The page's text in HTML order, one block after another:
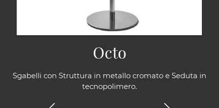
Sgabelli con Struttura in metallo cromato e Seduta in
tecnopolimero.
Octo